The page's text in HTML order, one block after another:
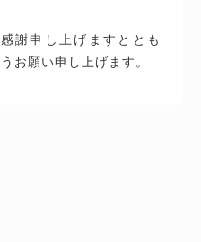
謝申し上げますととも
お願い申し上げます。